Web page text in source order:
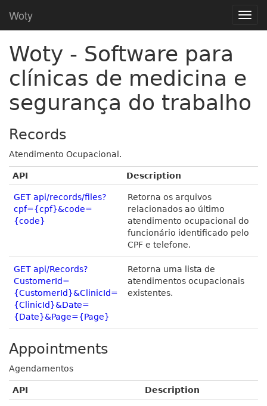
Woty
Woty - Software para
clínicas de medicina e
segurança do trabalho
Records
Atendimento Ocupacional.
API Description
GET api/records/files?
cpf={cpf}&code=
{code}
Retorna os arquivos
relacionados ao último
atendimento ocupacional do
funcionário identificado pelo
CPF e telefone.
GET api/Records?
CustomerId=
{CustomerId}&ClinicId=
{ClinicId}&Date=
{Date}&Page={Page}
Retorna uma lista de
atendimentos ocupacionais
existentes.
Appointments
Agendamentos
API Description